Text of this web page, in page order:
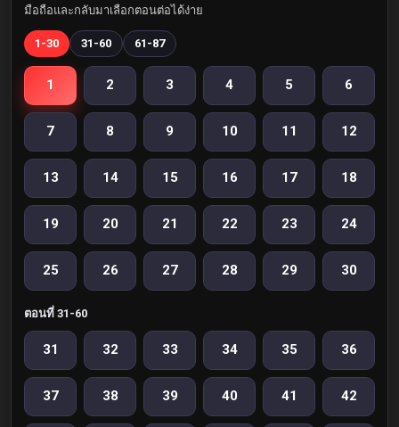
มือถือและกลับมาเลือกตอนต่อได้ง่าย
1-30 31-60 61-87
1 2 3 4 5 6
7 8 9 10 11 12
13 14 15 16 17 18
19 20 21 22 23 24
25 26 27 28 29 30
ตอนที่ 31-60
31 32 33 34 35 36
37 38 39 40 41 42